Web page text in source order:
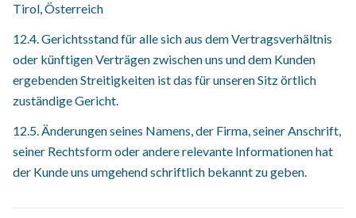
Tirol, Österreich
12.4. Gerichtsstand für alle sich aus dem Vertragsverhältnis
oder künftigen Verträgen zwischen uns und dem Kunden
ergebenden Streitigkeiten ist das für unseren Sitz örtlich
zuständige Gericht.
12.5. Änderungen seines Namens, der Firma, seiner Anschrift,
seiner Rechtsform oder andere relevante Informationen hat
der Kunde uns umgehend schriftlich bekannt zu geben.